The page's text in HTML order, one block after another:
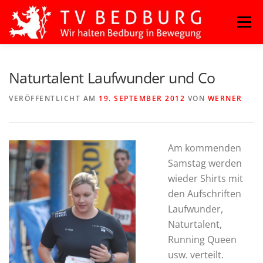
Zum
Inhalt
springen
Menü
LEICHTATHLETIK OUTDOORSPORT
TURNEN VOLLEYBALL
Naturtalent Laufwunder und Co
VERÖFFENTLICHT AM 19. SEPTEMBER 2012 VON WERNER
Am kommenden
Samstag werden
wieder Shirts mit
den Aufschriften
Laufwunder,
Naturtalent,
Running Queen
usw. verteilt.